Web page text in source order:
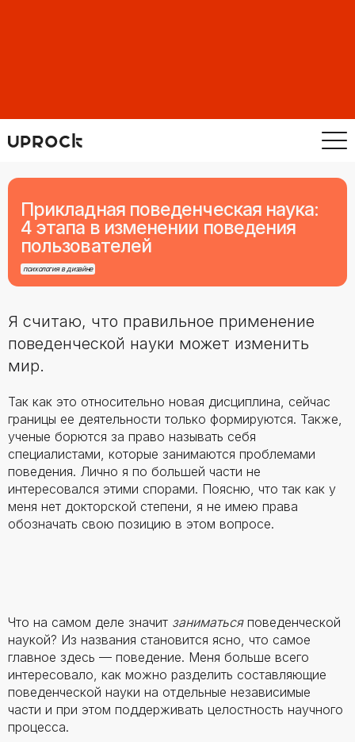
Прикладная поведенческая наука:
4 этапа в изменении поведения
пользователей
психология в дизайне
Я считаю, что правильное применение
поведенческой науки может изменить
мир.
Так как это относительно новая дисциплина, сейчас
границы ее деятельности только формируются. Также,
ученые борются за право называть себя
специалистами, которые занимаются проблемами
поведения. Лично я по большей части не
интересовался этими спорами. Поясню, что так как у
меня нет докторской степени, я не имею права
обозначать свою позицию в этом вопросе.
Что на самом деле значит заниматься поведенческой
наукой? Из названия становится ясно, что самое
главное здесь — поведение. Меня больше всего
интересовало, как можно разделить составляющие
поведенческой науки на отдельные независимые
части и при этом поддерживать целостность научного
процесса.